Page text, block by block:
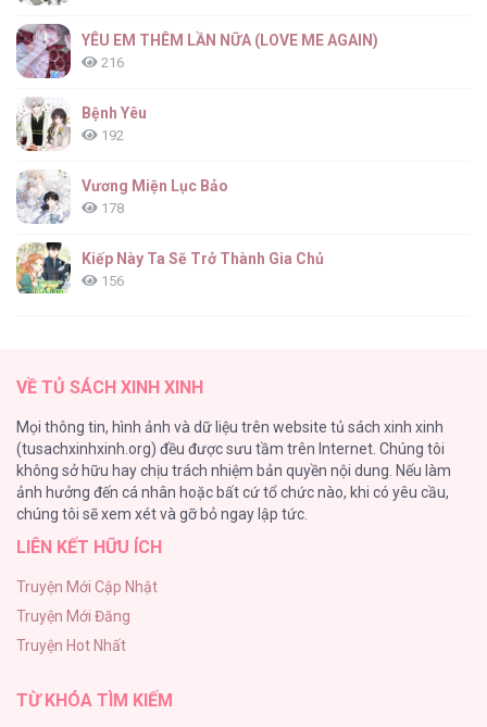
YÊU EM THÊM LẦN NỮA (LOVE ME AGAIN)
216
Bệnh Yêu
192
Vương Miện Lục Bảo
178
Kiếp Này Ta Sẽ Trở Thành Gia Chủ
156
139
Tổng hợp boylove 18+
135
Đứa Nhỏ Không Phải Là Con Anh
Mùa Xuân Hoa Nở
104
VỀ TỦ SÁCH XINH XINH
Mọi thông tin, hình ảnh và dữ liệu trên website tủ sách xinh xinh
(tusachxinhxinh.org) đều được sưu tầm trên Internet. Chúng tôi
không sở hữu hay chịu trách nhiệm bản quyền nội dung. Nếu làm
ảnh hưởng đến cá nhân hoặc bất cứ tổ chức nào, khi có yêu cầu,
chúng tôi sẽ xem xét và gỡ bỏ ngay lập tức.
LIÊN KẾT HỮU ÍCH
Truyện Mới Cập Nhật
Truyện Mới Đăng
Truyện Hot Nhất
TỪ KHÓA TÌM KIẾM